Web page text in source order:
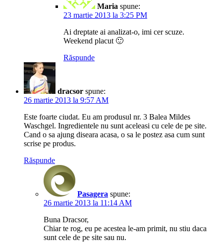
Maria spune:
23 martie 2013 la 3:25 PM
Ai dreptate ai analizat-o, imi cer scuze.
Weekend placut 🙂
Răspunde
dracsor spune:
26 martie 2013 la 9:57 AM
Este foarte ciudat. Eu am produsul nr. 3 Balea Mildes
Waschgel. Ingredientele nu sunt aceleasi cu cele de pe site.
Cand o sa ajung diseara acasa, o sa le postez asa cum sunt
scrise pe produs.
Răspunde
Pasagera spune:
26 martie 2013 la 11:14 AM
Buna Dracsor,
Chiar te rog, eu pe acestea le-am primit, nu stiu daca
sunt cele de pe site sau nu.